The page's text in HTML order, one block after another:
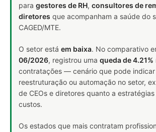
para gestores de RH, consultores de
diretores que acompanham a saúde do
CAGED/MTE.
O setor está em baixa. No comparativo
06/2026, registrou uma queda de 4.21%
contratações — cenário que pode
reestruturação ou automação no setor,
de CEOs e diretores quanto a
custos.
Os estados que mais contratam